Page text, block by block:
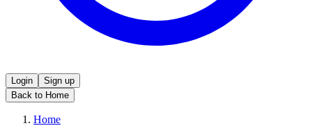
Login
Sign up
Back to Home
Home